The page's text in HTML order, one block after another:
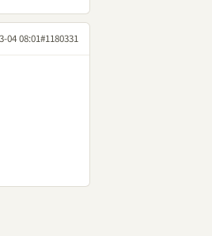
04 08:01#1180331